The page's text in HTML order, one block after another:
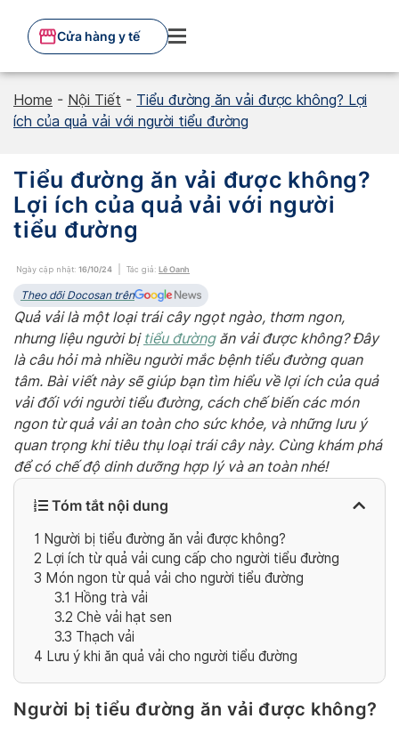
content
Cửa hàng y tế
Home - Nội Tiết - Tiểu đường ăn vải được không? Lợi
ích của quả vải với người tiểu đường
Tiểu đường ăn vải được không?
Lợi ích của quả vải với người
tiểu đường
Ngày cập nhật: 16/10/24 Tác giả: Lê Oanh
Theo dõi Docosan trên
Quả vải là một loại trái cây ngọt ngào, thơm ngon,
nhưng liệu người bị tiểu đườngăn vải được không? Đây
là câu hỏi mà nhiều người mắc bệnh tiểu đường quan
tâm. Bài viết này sẽ giúp bạn tìm hiểu về lợi ích của quả
vải đối với người tiểu đường, cách chế biến các món
ngon từ quả vải an toàn cho sức khỏe, và những lưu ý
quan trọng khi tiêu thụ loại trái cây này. Cùng khám phá
để có chế độ dinh dưỡng hợp lý và an toàn nhé!
Tóm tắt nội dung
1 Người bị tiểu đường ăn vải được không?
2 Lợi ích từ quả vải cung cấp cho người tiểu đường
3 Món ngon từ quả vải cho người tiểu đường
3.1 Hồng trà vải
3.2 Chè vải hạt sen
3.3 Thạch vải
4 Lưu ý khi ăn quả vải cho người tiểu đường
Người bị tiểu đường ăn vải được không?